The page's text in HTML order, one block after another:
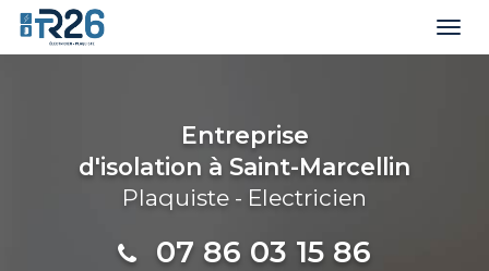
Entreprise
d'isolation à Saint-Marcellin
Plaquiste - Electricien
07 86 03 15 86